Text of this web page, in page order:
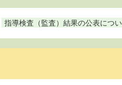
指導検査（監査）結果の公表につ